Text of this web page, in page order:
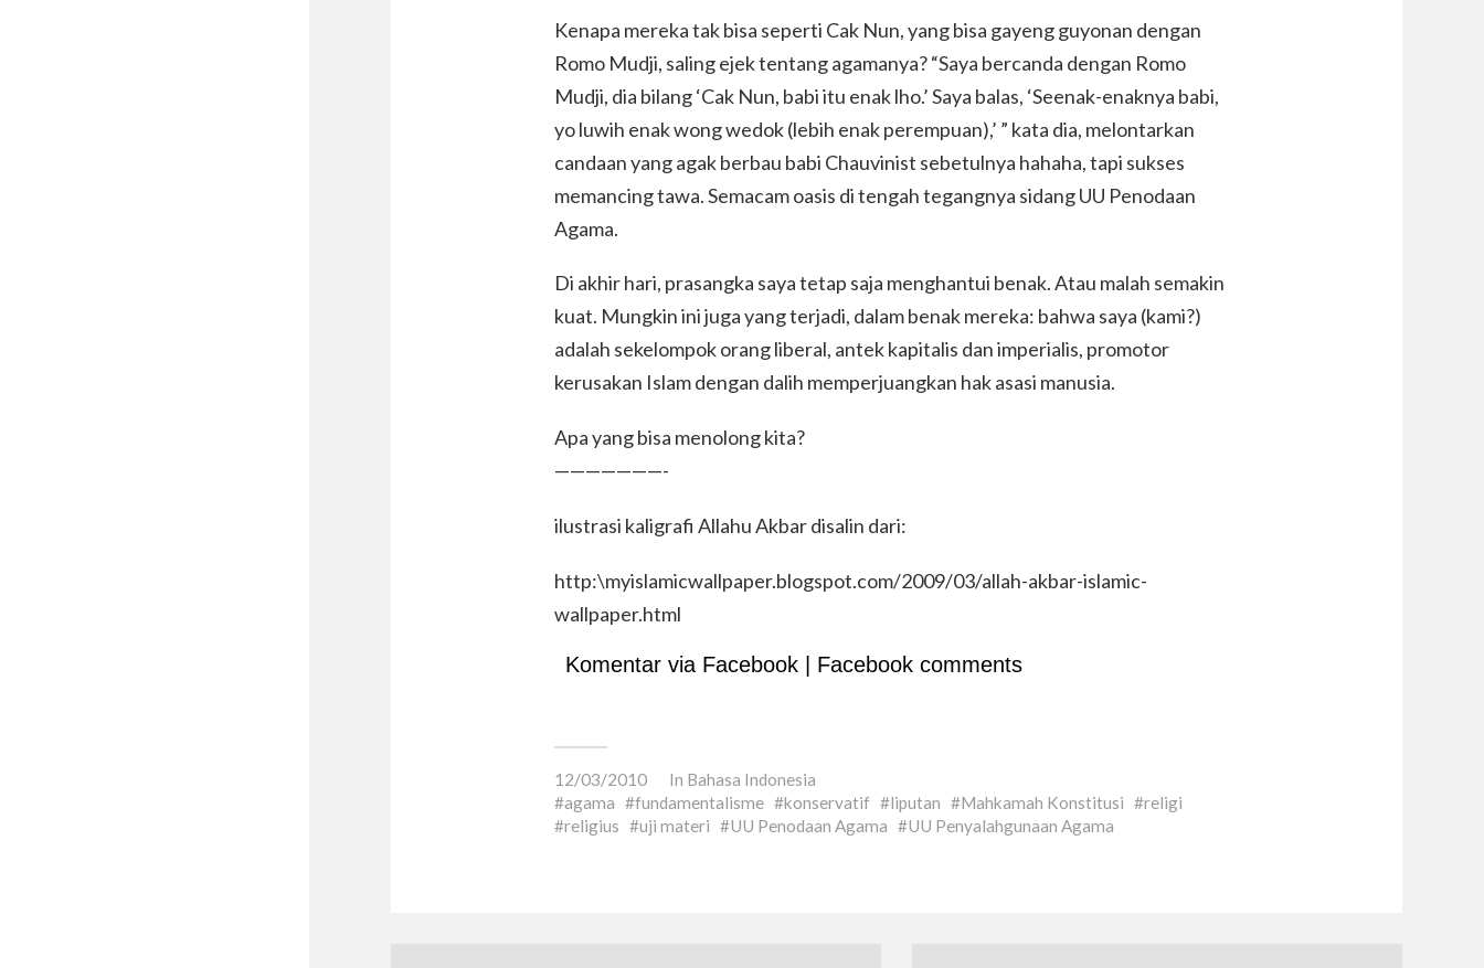
Kenapa mereka tak bisa seperti Cak Nun, yang bisa gayeng guyonan dengan
Romo Mudji, saling ejek tentang agamanya? “Saya bercanda dengan Romo
Mudji, dia bilang ‘Cak Nun, babi itu enak lho.’ Saya balas, ‘Seenak-enaknya babi,
yo luwih enak wong wedok (lebih enak perempuan),’ ” kata dia, melontarkan
candaan yang agak berbau babi Chauvinist sebetulnya hahaha, tapi sukses
memancing tawa. Semacam oasis di tengah tegangnya sidang UU Penodaan
Agama.
Di akhir hari, prasangka saya tetap saja menghantui benak. Atau malah semakin
kuat. Mungkin ini juga yang terjadi, dalam benak mereka: bahwa saya (kami?)
adalah sekelompok orang liberal, antek kapitalis dan imperialis, promotor
kerusakan Islam dengan dalih memperjuangkan hak asasi manusia.
Apa yang bisa menolong kita?
———————-
ilustrasi kaligrafi Allahu Akbar disalin dari:
http:\myislamicwallpaper.blogspot.com/2009/03/allah-akbar-islamic-
wallpaper.html
Komentar via Facebook | Facebook comments
12/03/2010 In Bahasa Indonesia
agama
fundamentalisme konservatif liputan Mahkamah Konstitusi
religi
religius
uji materi UU Penodaan Agama UU Penyalahgunaan Agama